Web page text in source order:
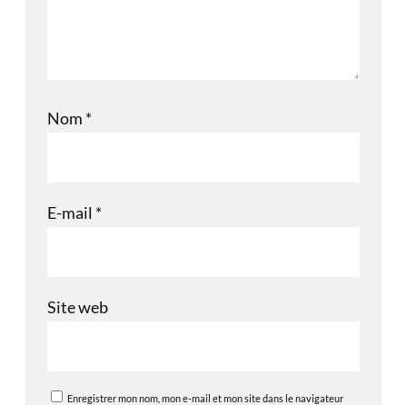
Nom *
E-mail *
Site web
Enregistrer mon nom, mon e-mail et mon site dans le navigateur